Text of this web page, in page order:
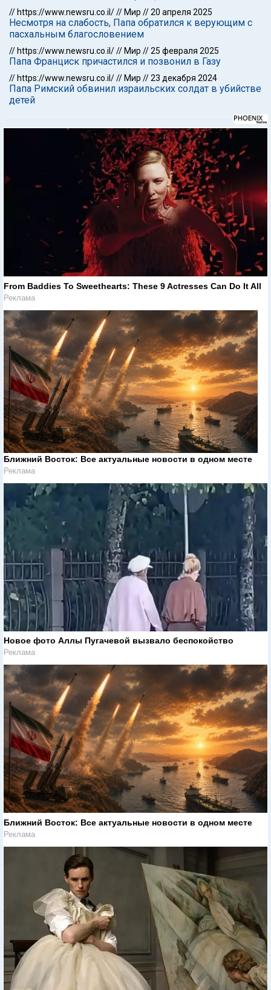
// https://www.newsru.co.il/// Мир //20 апреля 2025
Несмотря на слабость, Папа обратился к верующим с
пасхальным благословением
// https://www.newsru.co.il/// Мир //25 февраля 2025
Папа Франциск причастился и позвонил в Газу
// https://www.newsru.co.il/// Мир //23 декабря 2024
Папа Римский обвинил израильских солдат в убийстве
детей
From Baddies To Sweethearts: These 9 Actresses Can Do It All
Реклама
Ближний Восток: Все актуальные новости в одном месте
Реклама
Новое фото Аллы Пугачевой вызвало беспокойство
Реклама
Ближний Восток: Все актуальные новости в одном месте
Реклама